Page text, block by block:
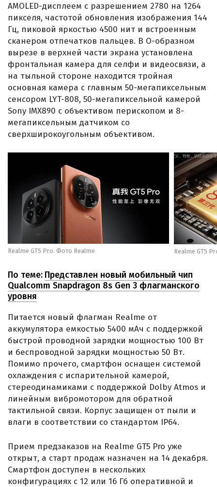
AMOLED-дисплеем с разрешением 2780 на 1264
пикселя, частотой обновления изображения 144
Гц, пиковой яркостью 4500 нит и встроенным
сканером отпечатков пальцев. В O-образном
вырезе в верхней части экрана установлена
фронтальная камера для селфи и видеосвязи, а
на тыльной стороне находится тройная
основная камера с главным 50-мегапиксельным
сенсором LYT-808, 50-мегапиксельной камерой
Sony IMX890 с объективом перископом и 8-
мегапиксельным датчиком со
сверхширокоугольным объективом.
Realme GT5 Pro. Фото Realme Realme GT5
По теме: Представлен новый мобильный чип
Qualcomm Snapdragon 8s Gen 3 флагманского
уровня
Питается новый флагман Realme от
аккумулятора емкостью 5400 мАч с поддержкой
быстрой проводной зарядки мощностью 100 Вт
и беспроводной зарядки мощностью 50 Вт.
Помимо прочего, смартфон оснащен системой
охлаждения с испарительной камерой,
стереодинамиками с поддержкой Dolby Atmos и
линейным вибромотором для обратной
тактильной связи. Корпус защищен от пыли и
влаги в соответствии со стандартом IP64.
Прием предзаказов на Realme GT5 Pro уже
открыт, а старт продаж назначен на 14 декабря.
Смартфон доступен в нескольких
конфигурациях с 12 или 16 Гб оперативной и